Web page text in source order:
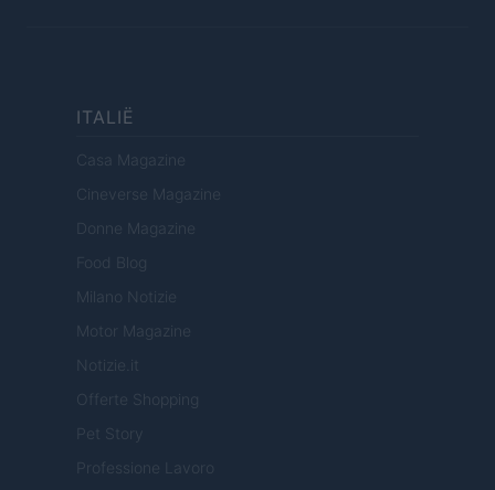
ITALIË
Casa Magazine
Cineverse Magazine
Donne Magazine
Food Blog
Milano Notizie
Motor Magazine
Notizie.it
Offerte Shopping
Pet Story
Professione Lavoro